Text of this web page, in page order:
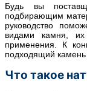
Будь вы
подбирающим
руководство
видами камня, их
применения. К
подходящий камень
Что такое